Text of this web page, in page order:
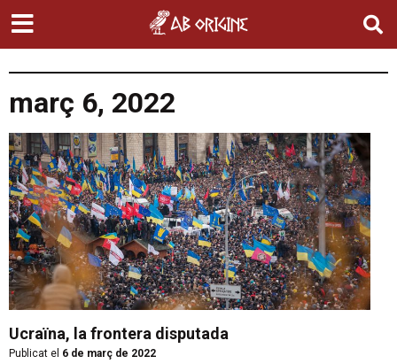
març 6, 2022
Ucraïna, la frontera disputada
Publicat el 6 de març de 2022